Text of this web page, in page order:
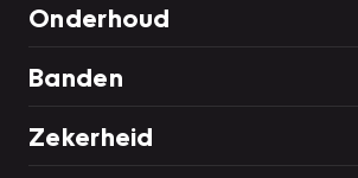
Onderhoud
Banden
Zekerheid